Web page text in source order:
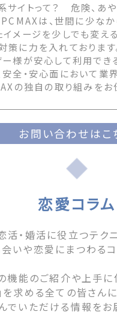
サイトって？ 危険、あや
は、世間に少な
イメージを少しでも変え
策に力を入れております
ー様が安心して利用でき
安全・安心面において業
の独自の取り組みをお
お問い合わせはこ
恋愛コラム
活・婚活に役立つテク
いや恋愛にまつわる
機能のご紹介や上手に
を求める全ての皆さん
でいただける情報をお